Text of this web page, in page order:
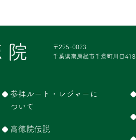
〒295-0023
千葉県南房総市千倉町川口418
参拝ルート・レジャーに
ついて
高徳院伝説